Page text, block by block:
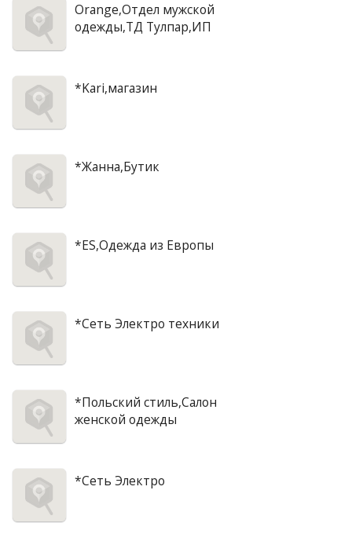
Orange,Отдел мужской
одежды,ТД Тулпар,ИП
*Kari,магазин
*Жанна,Бутик
*ES,Одежда из Европы
*Сеть Электро техники
*Польский стиль,Салон
женской одежды
*Сеть Электро